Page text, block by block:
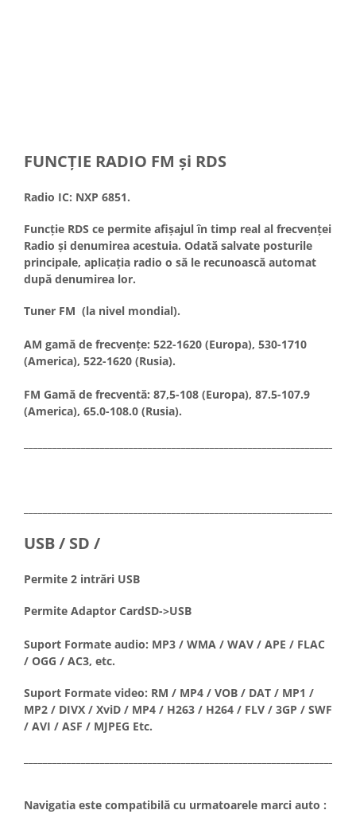
FUNCȚIE RADIO FM și RDS
Radio IC: NXP 6851.
Funcție RDS ce permite afișajul în timp real al frecvenței
Radio și denumirea acestuia. Odată salvate posturile
principale, aplicația radio o să le recunoască automat
după denumirea lor.
Tuner FM (la nivel mondial).
AM gamă de frecvențe: 522-1620 (Europa), 530-1710
(America), 522-1620 (Rusia).
FM Gamă de frecventă: 87,5-108 (Europa), 87.5-107.9
(America), 65.0-108.0 (Rusia).
USB / SD /
Permite 2 intrări USB
Permite Adaptor CardSD->USB
Suport Formate audio: MP3 / WMA / WAV / APE / FLAC
/ OGG / AC3, etc.
Suport Formate video: RM / MP4 / VOB / DAT / MP1 /
MP2 / DIVX / XviD / MP4 / H263 / H264 / FLV / 3GP / SWF
/ AVI / ASF / MJPEG Etc.
Navigatia este compatibilă cu urmatoarele marci auto :